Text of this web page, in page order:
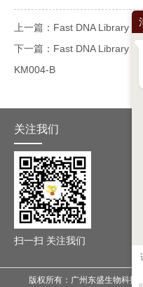
上一篇：Fast DNA Library
下一篇：Fast DNA Library
KM004-B
关注我们
扫一扫 关注我们
版权所有：广州东盛生物科技